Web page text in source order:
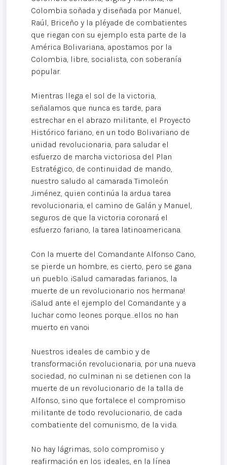
Colombia soñada y diseñada por Manuel,
Raúl, Briceño y la pléyade de combatientes
que riegan con su ejemplo esta parte de la
América Bolivariana, apostamos por la
Colombia, libre, socialista, con soberanía
popular.
Mientras llega el sol de la victoria,
señalamos que nunca es tarde, para
estrechar en el abrazo militante, el Proyecto
Histórico fariano, en un todo Bolivariano de
unidad revolucionaria, para saludar el
esfuerzo de marcha victoriosa del Plan
Estratégico, de continuidad de mando,
nuestro saludo al camarada Timoleón
Jiménez, quien continúa la ardua tarea
revolucionaria, el camino de Galán y Manuel,
seguros de que la victoria coronará el
esfuerzo fariano, la tarea latinoamericana.
Con la muerte del Comandante Alfonso Cano,
se pierde un hombre, es cierto, pero se gana
un pueblo. ¡Salud camaradas farianos, la
muerte de un revolucionario nos hermana!
¡Salud ante el ejemplo del Comandante y a
luchar como leones porque…ellos no han
muerto en vano¡
Nuestros ideales de cambio y de
transformación revolucionaria, por una nueva
sociedad, no culminan ni se detienen con la
muerte de un revolucionario de la talla de
Alfonso, sino que fortalece el compromiso
militante de todo revolucionario, de cada
combatiente del comunismo, de la vida.
No hay lágrimas, solo compromiso y
reafirmación en los ideales, en la línea